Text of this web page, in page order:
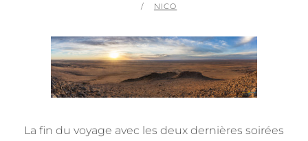
POSTED
BY
NICO
La fin du voyage avec les deux dernières soirées